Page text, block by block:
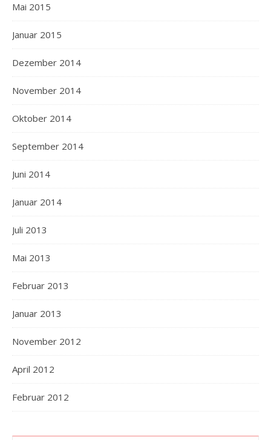
Mai 2015
Januar 2015
Dezember 2014
November 2014
Oktober 2014
September 2014
Juni 2014
Januar 2014
Juli 2013
Mai 2013
Februar 2013
Januar 2013
November 2012
April 2012
Februar 2012